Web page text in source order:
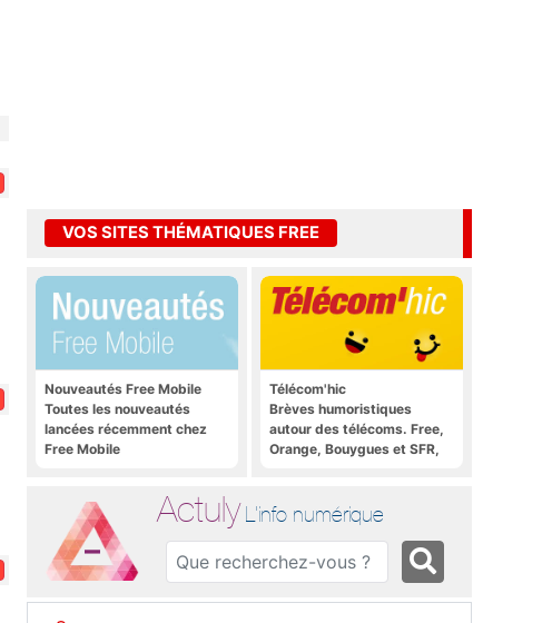
VOS SITES THÉMATIQUES FREE
Nouveautés Free Mobile
Toutes les nouveautés
lancées récemment chez
Free Mobile
Télécom'hic
Brèves humoristiques
autour des télécoms. Free,
Orange, Bouygues et SFR,
Actuly L'info numérique